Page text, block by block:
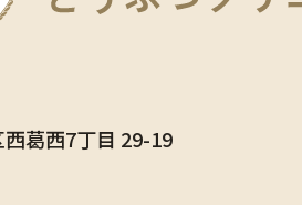
葛⻄7丁⽬ 29-19